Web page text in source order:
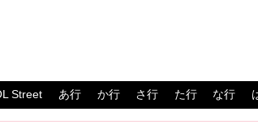
Street あ行 か行 さ行 た行 な行